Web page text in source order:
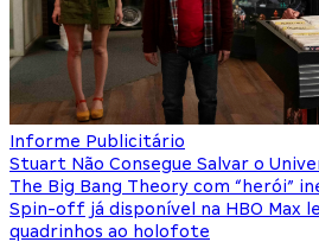
Informe Publicitário
Stuart Não Consegue Salvar o
The Big Bang Theory com “herói”
Spin-off já disponível na HBO Max
quadrinhos ao holofote